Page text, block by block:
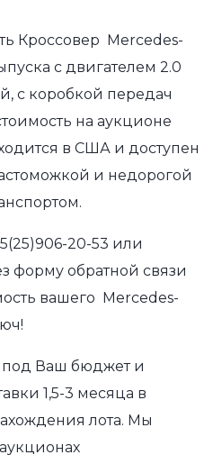
Кроссовер Mercedes-
с двигателем 2.0
с коробкой передач
на аукционе
в США и доступен
и недорогой
20-53 или
форму обратной связи
вашего Mercedes-
Ваш бюджет и
1,5-3 месяца в
лота. Мы